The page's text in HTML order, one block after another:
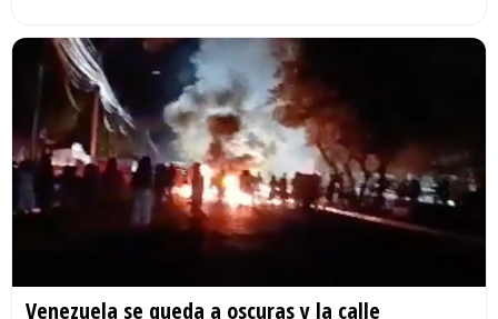
Venezuela se queda a oscuras y la calle